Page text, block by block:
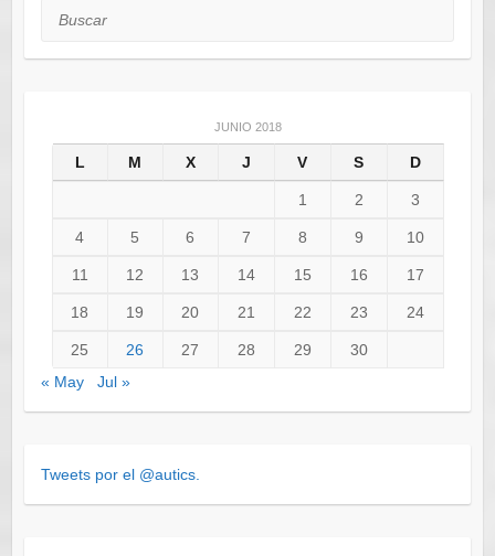
Buscar
JUNIO 2018
L M X J V S D
1 2 3
4 5 6 7 8 9 10
11 12 13 14 15 16 17
18 19 20 21 22 23 24
25 26 27 28 29
30
« May
Jul »
Tweets por el @autics.